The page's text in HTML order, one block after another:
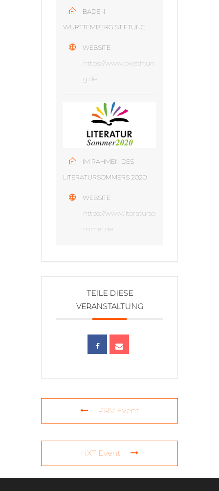
BADEN –
WÜRTTEMBERG STIFTUNG
WEBSITE
https://www.bwstiftun
g.de
IM RAHMEN DES
LITERATURSOMMERS 2020
WEBSITE
https://www.literaturso
mmer.de
TEILE DIESE
VERANSTALTUNG
PRV Event
NXT Event